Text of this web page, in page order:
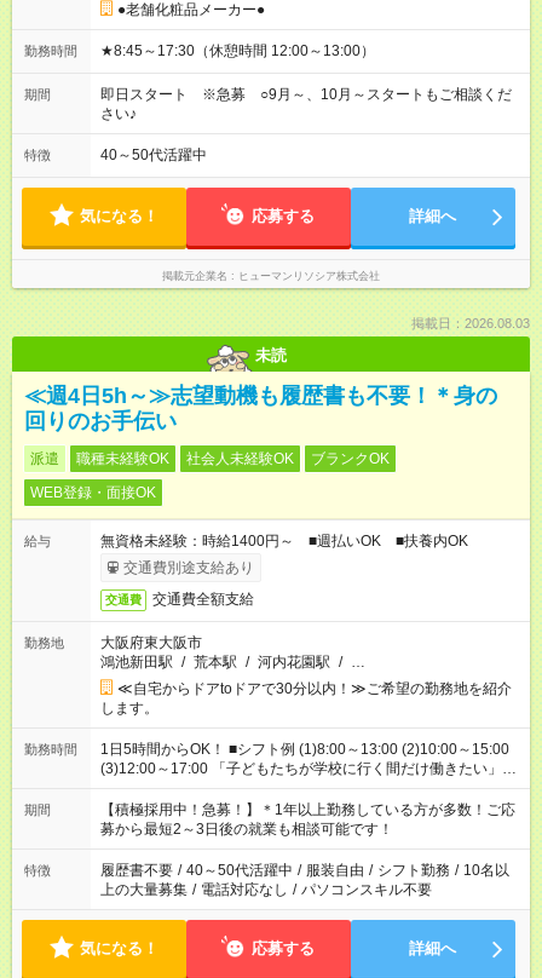
●老舗化粧品メーカー●
勤務時間 ★8:45～17:30（休憩時間 12:00～13:00）
期間
即日スタート ※急募 ○9月～、10月～スタートもご相談くだ
さい♪
特徴 40～50代活躍中
気になる！ 応募する 詳細へ
掲載元企業名 ヒューマンリソシア株式会社
掲載日：2026.08.03
未読
≪週4日5h～≫志望動機も履歴書も不要！＊身の
回りのお手伝い
派遣 職種未経験OK 社会人未経験OK
ブランクOK
WEB登録・面接OK
給与
無資格未経験：時給1400円～ ■週払いOK ■扶養内OK
交通費別途支給あり
交通費 交通費全額支給
勤務地
大阪府東大阪市
鴻池新田駅 / 荒本駅 / 河内花園駅 / …
≪自宅からドアtoドアで30分以内！≫ご希望の勤務地を紹介
します。
勤務時間
1日5時間からOK！ ■シフト例 (1)8:00～13:00 (2)10:00～15:00
(3)12:00～17:00 「子どもたちが学校に行く間だけ働きたい」
「余裕を持って夕飯の準備がしたい」 「午前中は働いて、午後
はプライベートの時間にしたい」 など、ご希望を教えてくださ
いね。 ※Wワーク希望の方へ 今ご覧のお仕事で希望する勤務時
間と、もう1つのお仕事の勤務時間。 合計で週40時間を超える
場合は応募できません。
期間
【積極採用中！急募！】＊1年以上勤務している方が多数！ご応
募から最短2～3日後の就業も相談可能です！
特徴 履歴書不要 / 40～50代活躍中 / 服装自由 / シフト勤務 / 10名以
上の大量募集 / 電話対応なし / パソコンスキル不要
気になる！ 応募する 詳細へ